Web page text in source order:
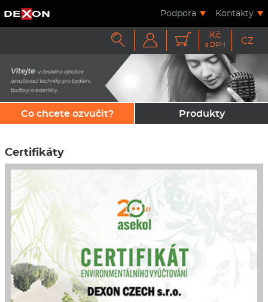
Podpora Kontakty
   Kč
s DPH CZ
Co chcete ozvučit? Produkty
Certifikáty